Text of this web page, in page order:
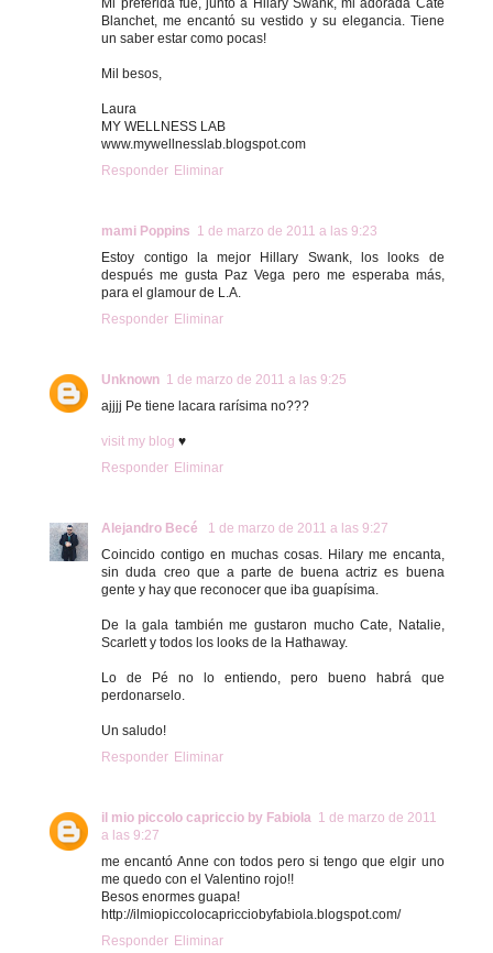
Blanchet, me encantó su vestido y su elegancia. Tiene
un saber estar como pocas!
Mil besos,
Laura
MY WELLNESS LAB
www.mywellnesslab.blogspot.com
Responder Eliminar
mami Poppins 1 de marzo de 2011 a las 9:23
Estoy contigo la mejor Hillary Swank, los looks de
después me gusta Paz Vega pero me esperaba más,
para el glamour de L.A.
Responder Eliminar
Unknown 1 de marzo de 2011 a las 9:25
ajjjj Pe tiene lacara rarísima no???
visit my blog ♥
Responder Eliminar
Alejandro Becé
1 de marzo de 2011 a las 9:27
Coincido contigo en muchas cosas. Hilary me encanta,
sin duda creo que a parte de buena actriz es buena
gente y hay que reconocer que iba guapísima.
De la gala también me gustaron mucho Cate, Natalie,
Scarlett y todos los looks de la Hathaway.
Lo de Pé no lo entiendo, pero bueno habrá que
perdonarselo.
Un saludo!
Responder Eliminar
il mio piccolo capriccio by Fabiola 1 de marzo de 2011
a las 9:27
me encantó Anne con todos pero si tengo que elgir uno
me quedo con el Valentino rojo!!
Besos enormes guapa!
http://ilmiopiccolocapricciobyfabiola.blogspot.com/
Responder Eliminar